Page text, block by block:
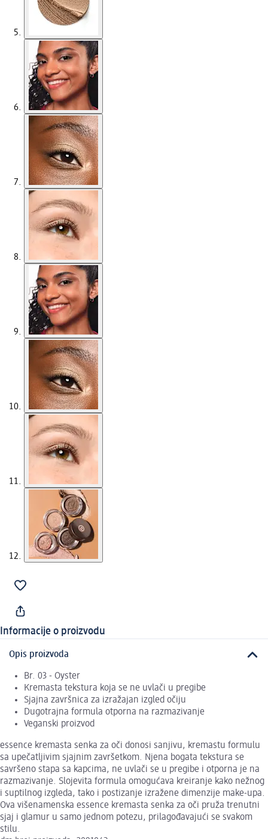
Informacije o proizvodu
Opis proizvoda
Br. 03 - Oyster
Kremasta tekstura koja se ne uvlači u pregibe
Sjajna završnica za izražajan izgled očiju
Dugotrajna formula otporna na razmazivanje
Veganski proizvod
essence kremasta senka za oči donosi sanjivu, kremastu formulu
sa upečatljivim sjajnim završetkom. Njena bogata tekstura se
savršeno stapa sa kapcima, ne uvlači se u pregibe i otporna je na
razmazivanje. Slojevita formula omogućava kreiranje kako nežnog
i suptilnog izgleda, tako i postizanje izražene dimenzije make-upa.
Ova višenamenska essence kremasta senka za oči pruža trenutni
sjaj i glamur u samo jednom potezu, prilagođavajući se svakom
stilu.